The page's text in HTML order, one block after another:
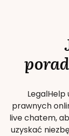
prawnych
live chatem,
uzyskać